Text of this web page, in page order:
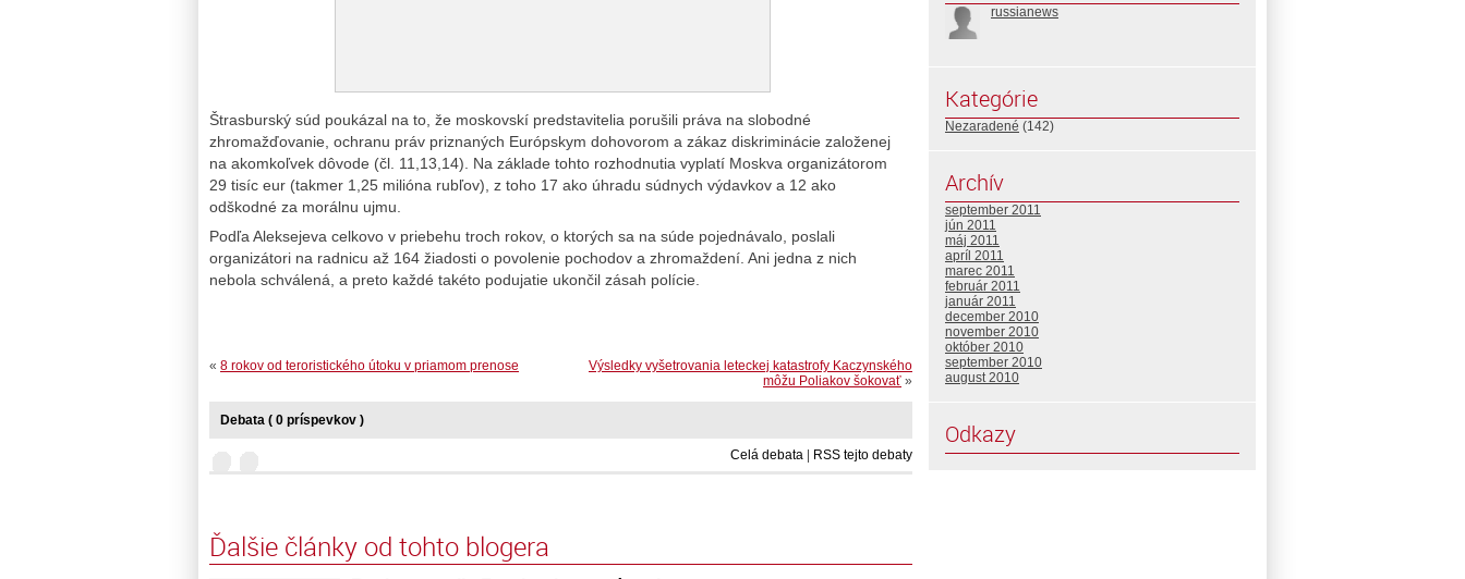
Štrasburský súd poukázal na to, že moskovskí predstavitelia porušili práva na slobodné
zhromažďovanie, ochranu práv priznaných Európskym dohovorom a zákaz diskriminácie založenej
na akomkoľvek dôvode (čl. 11,13,14). Na základe tohto rozhodnutia vyplatí Moskva organizátorom
29 tisíc eur (takmer 1,25 milióna rubľov), z toho 17 ako úhradu súdnych výdavkov a 12 ako
odškodné za morálnu ujmu.
Podľa Aleksejeva celkovo v priebehu troch rokov, o ktorých sa na súde pojednávalo, poslali
organizátori na radnicu až 164 žiadosti o povolenie pochodov a zhromaždení. Ani jedna z nich
nebola schválená, a preto každé takéto podujatie ukončil zásah polície.
Výsledky vyšetrovania leteckej katastrofy Kaczynského
môžu Poliakov šokovať »
« 8 rokov od teroristického útoku v priamom prenose
Debata ( 0 príspevkov )
Celá debata RSS tejto debaty
Ďalšie články od tohto blogera
russianews
Kategórie
Nezaradené (142)
Archív
september 2011
jún 2011
máj 2011
apríl 2011
marec 2011
február 2011
január 2011
december 2010
november 2010
október 2010
september 2010
august 2010
Odkazy